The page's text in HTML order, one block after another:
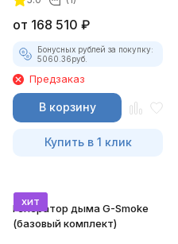
от 168 510 ₽
Бонусных рублей за покупку:
5060.36руб.
Предзаказ
В корзину
Купить в 1 клик
хит
Генератор дыма G-Smoke
(базовый комплект)